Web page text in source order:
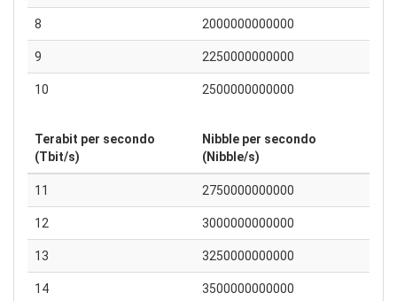
8 2000000000000
9 2250000000000
10 2500000000000
Terabit per secondo
(Tbit/s)
Nibble per secondo
(Nibble/s)
11 2750000000000
12 3000000000000
13 3250000000000
14 3500000000000